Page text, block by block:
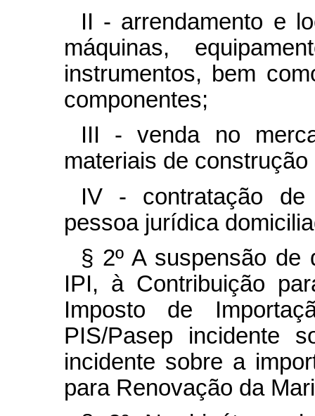
II - arrendamento e
máquinas,
instrumentos, bem
componentes;
III - venda no
materiais de construção
IV - contratação
pessoa jurídica
§ 2º A suspensão
IPI, à Contribuição
Imposto de
PIS/Pasep incidente
incidente sobre a
para Renovação da